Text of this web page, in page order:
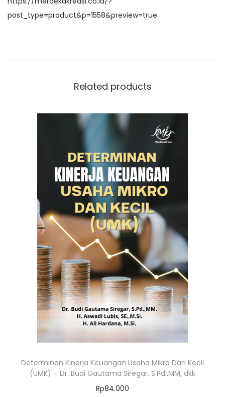
k
post_type=product&p=1558&preview=true
Related products
Determinan Kinerja Keuangan Usaha Mikro Dan Kecil
(UMK) – Dr. Budi Gautama Siregar, S.Pd.,MM, dkk
Rp84.000